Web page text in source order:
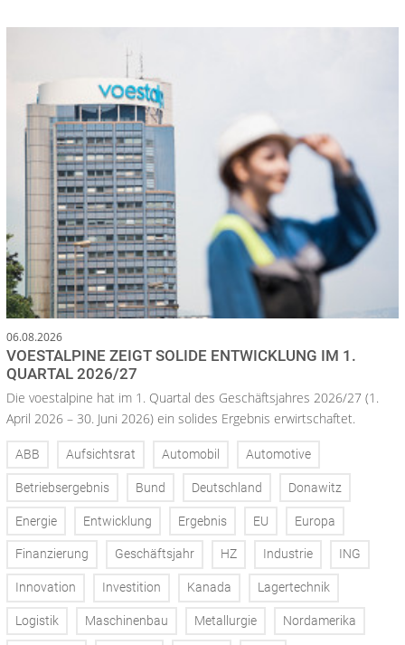
06.08.2026
VOESTALPINE ZEIGT SOLIDE ENTWICKLUNG IM 1.
QUARTAL 2026/27
Die voestalpine hat im 1. Quartal des Geschäftsjahres 2026/27 (1.
April 2026 – 30. Juni 2026) ein solides Ergebnis erwirtschaftet.
ABB Aufsichtsrat Automobil Automotive
Betriebsergebnis Bund Deutschland Donawitz
Energie Entwicklung Ergebnis EU Europa
Finanzierung Geschäftsjahr HZ Industrie ING
Innovation Investition Kanada Lagertechnik
Logistik Maschinenbau Metallurgie Nordamerika